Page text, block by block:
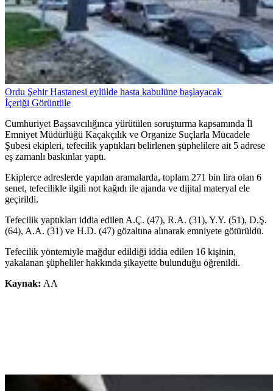
Ordu Şehir Hastanesi eylülde hasta kabulüne başlayacak
İçeriği Görüntüle
Cumhuriyet Başsavcılığınca yürütülen soruşturma kapsamında İl
Emniyet Müdürlüğü Kaçakçılık ve Organize Suçlarla Mücadele
Şubesi ekipleri, tefecilik yaptıkları belirlenen şüphelilere ait 5 adrese
eş zamanlı baskınlar yaptı.
Ekiplerce adreslerde yapılan aramalarda, toplam 271 bin lira olan 6
senet, tefecilikle ilgili not kağıdı ile ajanda ve dijital materyal ele
geçirildi.
Tefecilik yaptıkları iddia edilen A.Ç. (47), R.A. (31), Y.Y. (51), D.Ş.
(64), A.A. (31) ve H.D. (47) gözaltına alınarak emniyete götürüldü.
Tefecilik yöntemiyle mağdur edildiği iddia edilen 16 kişinin,
yakalanan şüpheliler hakkında şikayette bulunduğu öğrenildi.
Kaynak: AA